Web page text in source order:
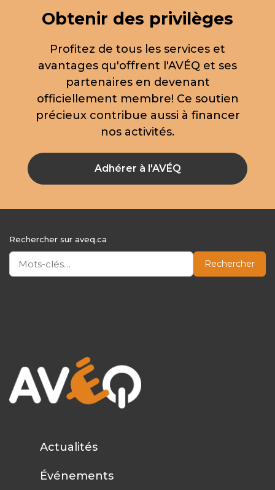
Obtenir des privilèges
Profitez de tous les services et
avantages qu'offrent l'AVÉQ et ses
partenaires en devenant
officiellement membre! Ce soutien
précieux contribue aussi à financer
nos activités.
Adhérer à l'AVÉQ
Rechercher sur aveq.ca
Rechercher
Actualités
Événements